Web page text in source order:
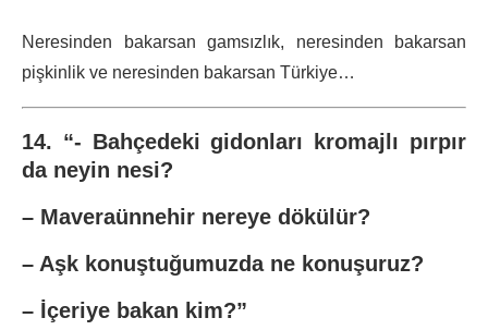
Neresinden bakarsan gamsızlık, neresinden bakarsan
pişkinlik ve neresinden bakarsan Türkiye…
14. “- Bahçedeki gidonları kromajlı pırpır
da neyin nesi?
– Maveraünnehir nereye dökülür?
– Aşk konuştuğumuzda ne konuşuruz?
– İçeriye bakan kim?”